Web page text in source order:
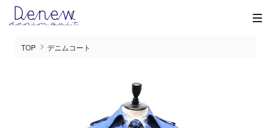
TOP デニムコート